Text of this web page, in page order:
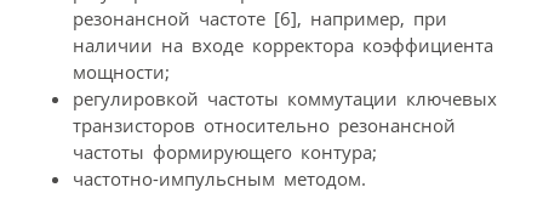
резонансной частоте [6], например, при
наличии на входе корректора коэффициента
мощности;
регулировкой частоты коммутации ключевых
транзисторов относительно резонансной
частоты формирующего контура;
частотно-импульсным методом.